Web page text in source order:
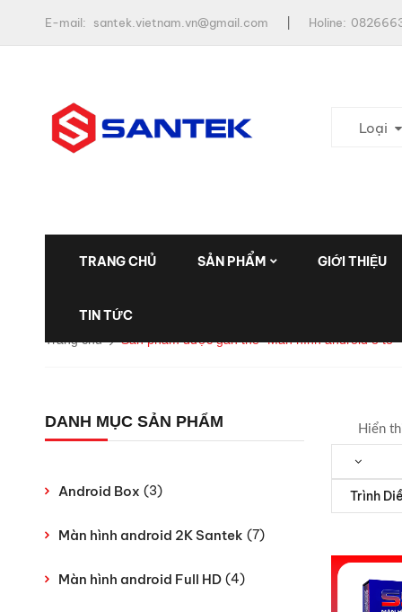
E-mail: santek.vietnam.vn@gmail.com Holine:
Loại
TRANG CHỦ SẢN PHẨM GIỚI THIỆU
TIN TỨC
Trang chủ
Sản phẩm được gắn thẻ “Man hình android ô tô”
DANH MỤC SẢN PHẨM
Android Box (3)
Màn hình android 2K Santek (7)
Màn hình android Full HD (4)
Hiển
Trình